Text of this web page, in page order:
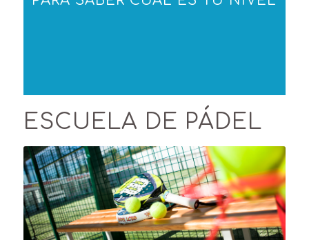
ESCUELA DE PÁDEL